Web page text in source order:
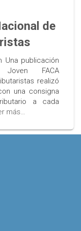
de
Una publicación
FACA
realizó
una consigna
a cada
más…